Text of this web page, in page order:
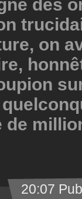
des
on
de
20:07